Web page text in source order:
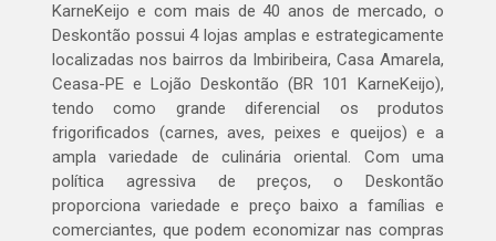
KarneKeijo e com mais de 40 anos de mercado, o
Deskontão possui 4 lojas amplas e estrategicamente
localizadas nos bairros da Imbiribeira, Casa Amarela,
Ceasa-PE e Lojão Deskontão (BR 101 KarneKeijo),
tendo como grande diferencial os produtos
frigorificados (carnes, aves, peixes e queijos) e a
ampla variedade de culinária oriental. Com uma
política agressiva de preços, o Deskontão
proporciona variedade e preço baixo a famílias e
comerciantes, que podem economizar nas compras